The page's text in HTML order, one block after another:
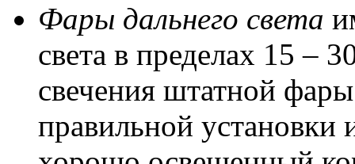
Фары дальнего света
света в пределах 15 –
свечения штатной
правильной